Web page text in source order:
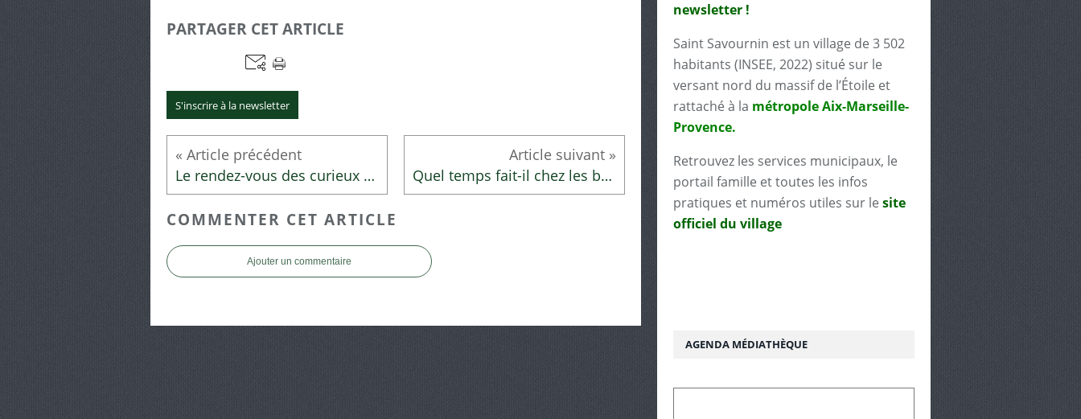
PARTAGER CET ARTICLE
S'inscrire à la newsletter
Le rendez-vous des curieux de mars 2022 Quel temps fait-il chez les bébés lecteurs ?
COMMENTER CET ARTICLE
Ajouter un commentaire
newsletter !
Saint Savournin est un village de 3 502
habitants (INSEE, 2022) situé sur le
versant nord du massif de l’Étoile et
rattaché à la métropole Aix-Marseille-
Provence.
Retrouvez les services municipaux, le
portail famille et toutes les infos
pratiques et numéros utiles sur le site
officiel du village
AGENDA MÉDIATHÈQUE